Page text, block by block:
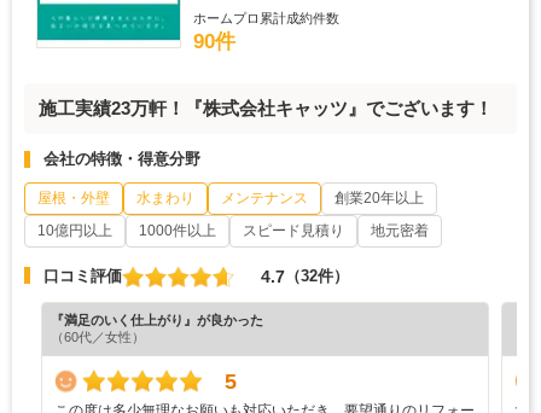
ホームプロ累計成約件数
90件
施工実績23万軒！『株式会社キャッツ』でございます！
会社の特徴・得意分野
屋根・外壁 水まわり メンテナンス
創業20年以上
10億円以上
1000件以上 スピード見積り 地元密着
口コミ評価 4.7 （32件）
『満足のいく仕上がり』が良かった
（60代／女性）
5